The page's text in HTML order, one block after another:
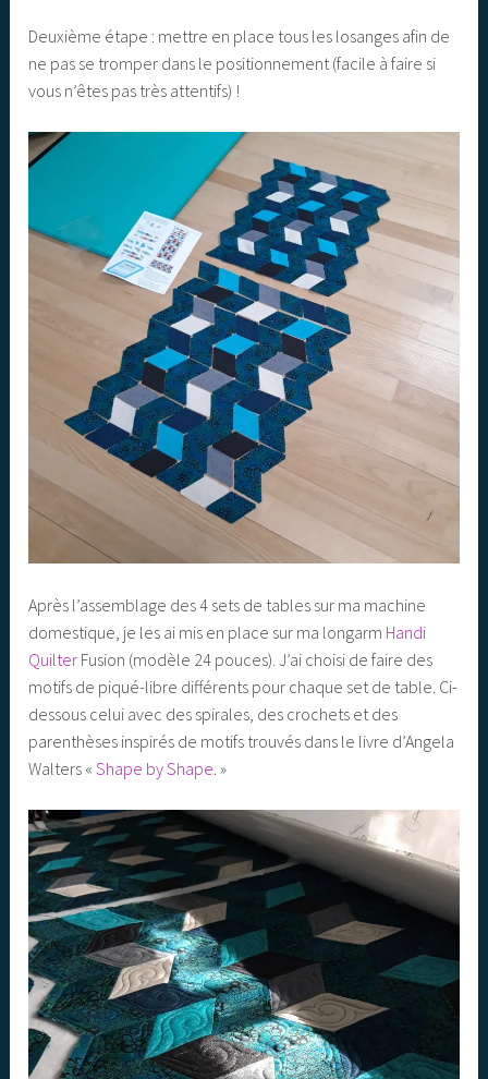
Deuxième étape : mettre en place tous les losanges afin de
ne pas se tromper dans le positionnement (facile à faire si
vous n’êtes pas très attentifs) !
Après l’assemblage des 4 sets de tables sur ma machine
domestique, je les ai mis en place sur ma longarm Handi
Quilter Fusion (modèle 24 pouces). J’ai choisi de faire des
motifs de piqué-libre différents pour chaque set de table. Ci-
dessous celui avec des spirales, des crochets et des
parenthèses inspirés de motifs trouvés dans le livre d’Angela
Walters «Shape by Shape . »